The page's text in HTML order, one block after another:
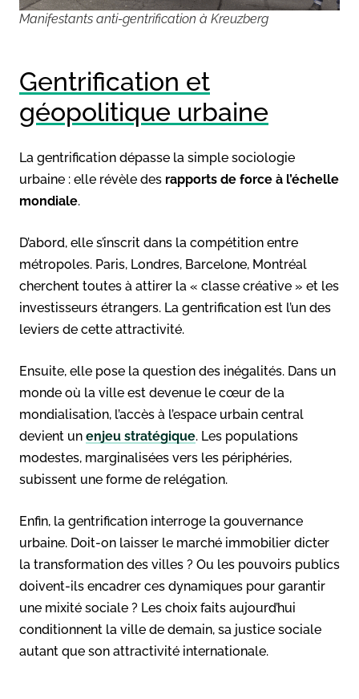
Manifestants anti-gentrification à Kreuzberg
Gentrification et
géopolitique urbaine
La gentrification dépasse la simple sociologie
urbaine : elle révèle des rapports de force à l’échelle
mondiale.
D’abord, elle s’inscrit dans la compétition entre
métropoles. Paris, Londres, Barcelone, Montréal
cherchent toutes à attirer la « classe créative » et les
investisseurs étrangers. La gentrification est l’un des
leviers de cette attractivité.
Ensuite, elle pose la question des inégalités. Dans un
monde où la ville est devenue le cœur de la
mondialisation, l’accès à l’espace urbain central
devient un enjeu stratégique. Les populations
modestes, marginalisées vers les périphéries,
subissent une forme de relégation.
Enfin, la gentrification interroge la gouvernance
urbaine. Doit-on laisser le marché immobilier dicter
la transformation des villes ? Ou les pouvoirs publics
doivent-ils encadrer ces dynamiques pour garantir
une mixité sociale ? Les choix faits aujourd’hui
conditionnent la ville de demain, sa justice sociale
autant que son attractivité internationale.